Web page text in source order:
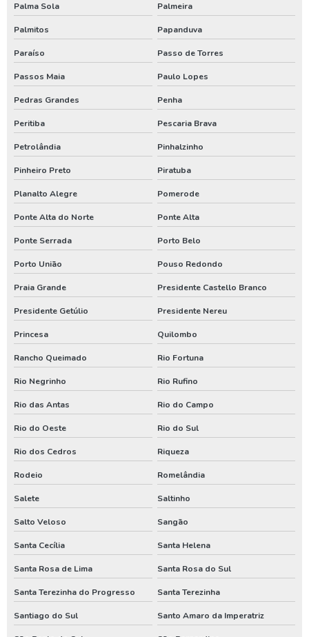
Especialista em perfuração de poços em santa catarina
Licenciamento ambiental em santa catarina
Limpeza de poço artesiano em santa catarina
Limpeza de poço artesiano paraná
Limpezas de poços paraná
Manutenção de poço no sul
Manutenção poço artesiano em santa catarina
Manutenção poço artesiano paraná
Manutenção poço artesiano rio grande do sul
Perfuração de poço artesiano em santa catarina
Perfuração de poço artesiano no paraná
Perfuração de poço artesiano no rio grande do sul
Poço artesiano
Poço artesiano em santa catarina
Poço artesiano paraná
Serviço de poço artesiano
Assistencia de bomba de poço em santa catarina
Assistencia de bomba de poço no parana
Manutenção de bomba de poço no paraná
Palma Sola Palmeira
Palmitos Papanduva
Paraíso Passo de Torres
Passos Maia Paulo Lopes
Pedras Grandes Penha
Peritiba Pescaria Brava
Petrolândia Pinhalzinho
Pinheiro Preto Piratuba
Planalto Alegre Pomerode
Ponte Alta do Norte Ponte Alta
Ponte Serrada Porto Belo
Porto União Pouso Redondo
Praia Grande Presidente Castello Branco
Presidente Getúlio Presidente Nereu
Princesa Quilombo
Rancho Queimado Rio Fortuna
Rio Negrinho Rio Rufino
Rio das Antas Rio do Campo
Rio do Oeste Rio do Sul
Rio dos Cedros Riqueza
Rodeio Romelândia
Salete Saltinho
Salto Veloso Sangão
Santa Cecília Santa Helena
Santa Rosa de Lima Santa Rosa do Sul
Santa Terezinha do Progresso Santa Terezinha
Santiago do Sul Santo Amaro da Imperatriz